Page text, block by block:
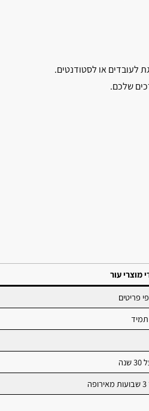
לעובדים או לסטודנטים.
מוצרי עור
פריטים
תמיד
שנה